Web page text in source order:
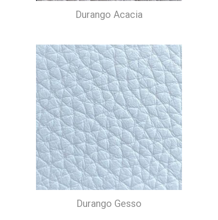
Durango Acacia
Durango Gesso